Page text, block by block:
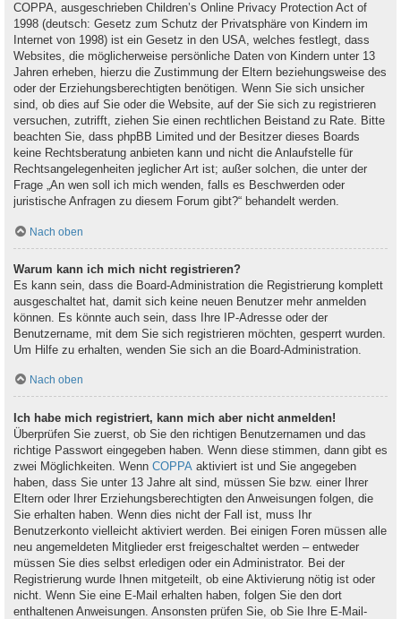
COPPA, ausgeschrieben Children’s Online Privacy Protection Act of
1998 (deutsch: Gesetz zum Schutz der Privatsphäre von Kindern im
Internet von 1998) ist ein Gesetz in den USA, welches festlegt, dass
Websites, die möglicherweise persönliche Daten von Kindern unter 13
Jahren erheben, hierzu die Zustimmung der Eltern beziehungsweise des
oder der Erziehungsberechtigten benötigen. Wenn Sie sich unsicher
sind, ob dies auf Sie oder die Website, auf der Sie sich zu registrieren
versuchen, zutrifft, ziehen Sie einen rechtlichen Beistand zu Rate. Bitte
beachten Sie, dass phpBB Limited und der Besitzer dieses Boards
keine Rechtsberatung anbieten kann und nicht die Anlaufstelle für
Rechtsangelegenheiten jeglicher Art ist; außer solchen, die unter der
Frage „An wen soll ich mich wenden, falls es Beschwerden oder
juristische Anfragen zu diesem Forum gibt?“ behandelt werden.
Nach oben
Warum kann ich mich nicht registrieren?
Es kann sein, dass die Board-Administration die Registrierung komplett
ausgeschaltet hat, damit sich keine neuen Benutzer mehr anmelden
können. Es könnte auch sein, dass Ihre IP-Adresse oder der
Benutzername, mit dem Sie sich registrieren möchten, gesperrt wurden.
Um Hilfe zu erhalten, wenden Sie sich an die Board-Administration.
Nach oben
Ich habe mich registriert, kann mich aber nicht anmelden!
Überprüfen Sie zuerst, ob Sie den richtigen Benutzernamen und das
richtige Passwort eingegeben haben. Wenn diese stimmen, dann gibt es
zwei Möglichkeiten. Wenn COPPA aktiviert ist und Sie angegeben
haben, dass Sie unter 13 Jahre alt sind, müssen Sie bzw. einer Ihrer
Eltern oder Ihrer Erziehungsberechtigten den Anweisungen folgen, die
Sie erhalten haben. Wenn dies nicht der Fall ist, muss Ihr
Benutzerkonto vielleicht aktiviert werden. Bei einigen Foren müssen alle
neu angemeldeten Mitglieder erst freigeschaltet werden – entweder
müssen Sie dies selbst erledigen oder ein Administrator. Bei der
Registrierung wurde Ihnen mitgeteilt, ob eine Aktivierung nötig ist oder
nicht. Wenn Sie eine E-Mail erhalten haben, folgen Sie den dort
enthaltenen Anweisungen. Ansonsten prüfen Sie, ob Sie Ihre E-Mail-